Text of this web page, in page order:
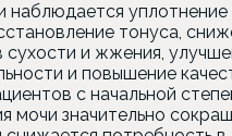
наблюдается
тонуса,
и жжения,
и повышение
с начальной
мочи значительно